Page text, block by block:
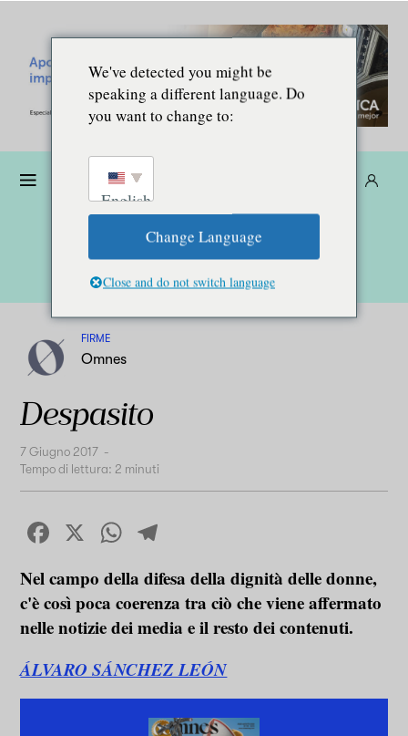
FIRME
Omnes
Despasito
7 Giugno 2017 -
Tempo di lettura: 2 minuti
Facebook
X WhatsApp
Nel campo della difesa della dignità delle donne,
c'è così poca coerenza tra ciò che viene affermato
nelle notizie dei media e il resto dei contenuti.
ÁLVARO SÁNCHEZ LEÓN
We've detected you might be
speaking a different language. Do
you want to change to:
English
Change Language
Close and do not switch language